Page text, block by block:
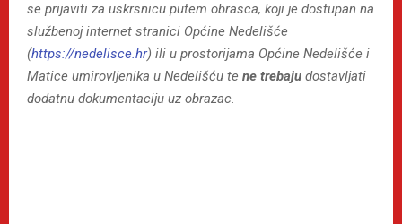
se prijaviti za uskrsnicu putem obrasca, koji je dostupan na
službenoj internet stranici Općine Nedelišće
(https://nedelisce.hr) ili u prostorijama Općine Nedelišće i
Matice umirovljenika u Nedelišću te ne trebaju dostavljati
dodatnu dokumentaciju uz obrazac.